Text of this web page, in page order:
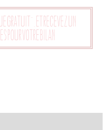
gratuit", et recevez un
pour votre bilan